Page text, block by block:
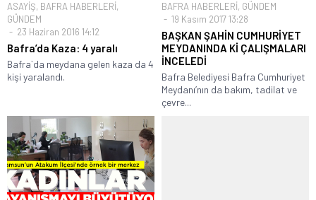
ASAYİŞ, BAFRA HABERLERİ,
GÜNDEM
23 Haziran 2016 14:12
Bafra’da Kaza: 4 yaralı
Bafra`da meydana gelen kaza da 4
kişi yaralandı.
BAFRA HABERLERİ, GÜNDEM
19 Kasım 2017 13:28
BAŞKAN ŞAHİN CUMHURİYET
MEYDANINDA Kİ ÇALIŞMALARI
İNCELEDİ
Bafra Belediyesi Bafra Cumhuriyet
Meydanı’nın da bakım, tadilat ve
çevre...